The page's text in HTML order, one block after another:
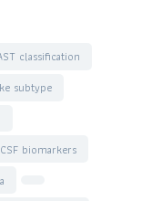
classification
subtype
CSF biomarkers